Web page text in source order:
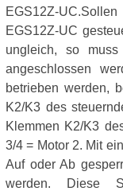
EGS12Z-
EGS12Z-UC
ungleich, so
angeschlossen
betrieben werden,
K2/K3 des
Klemmen K2/K3
3/4 = Motor 2. Mit
Auf oder Ab
werden.